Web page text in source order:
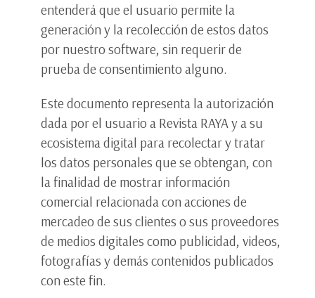
entenderá que el usuario permite la
generación y la recolección de estos datos
por nuestro software, sin requerir de
prueba de consentimiento alguno.
Este documento representa la autorización
dada por el usuario a Revista RAYA y a su
ecosistema digital para recolectar y tratar
los datos personales que se obtengan, con
la finalidad de mostrar información
comercial relacionada con acciones de
mercadeo de sus clientes o sus proveedores
de medios digitales como publicidad, videos,
fotografías y demás contenidos publicados
con este fin.